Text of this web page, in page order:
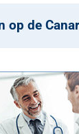
op de